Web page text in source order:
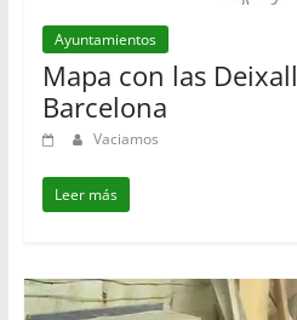
Ayuntamientos
Mapa con las
Barcelona
Vaciamos
Leer más